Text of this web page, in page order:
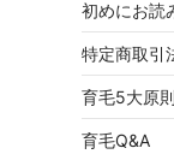
初めにお読
特定商取引
育毛5大原
育毛Q&A